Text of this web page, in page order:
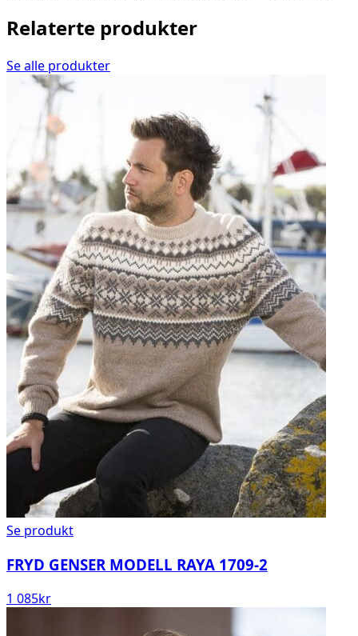
Relaterte produkter
Se alle produkter
Se produkt
FRYD GENSER MODELL RAYA 1709-2
1 085kr